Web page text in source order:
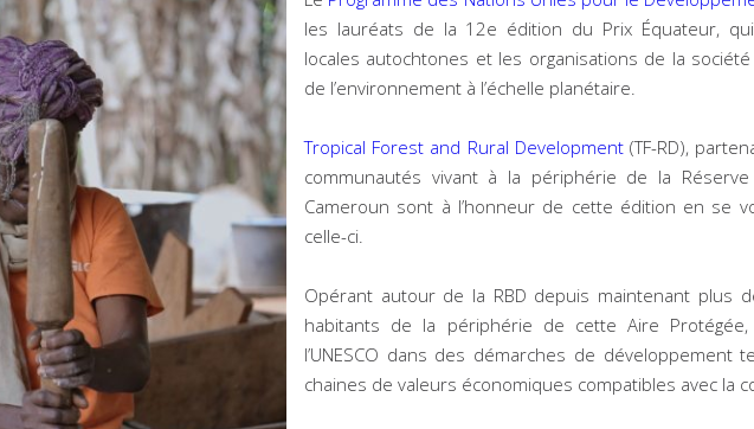
les lauréats de la 12e édition du Prix Équateur,
locales autochtones et les organisations de la
de l’environnement à l’échelle planétaire.
Tropical Forest and Rural Development(TF-RD),
communautés vivant à la périphérie de la
Cameroun sont à l’honneur de cette édition en se
celle-ci.
Opérant autour de la RBD depuis maintenant plus
habitants de la périphérie de cette Aire
l’UNESCO dans des démarches de
chaines de valeurs économiques compatibles avec la